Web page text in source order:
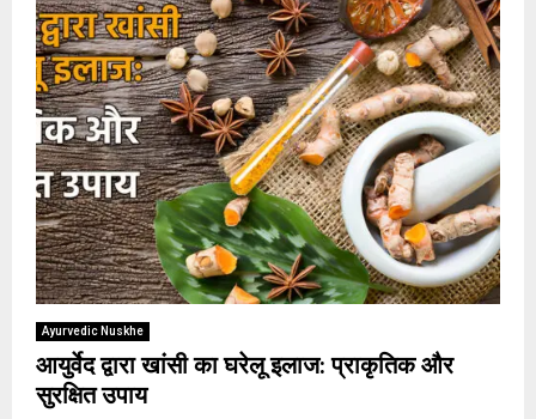
Ayurvedic Nuskhe
आयुर्वेद द्वारा खांसी का घरेलू इलाज: प्राकृतिक और
सुरक्षित उपाय